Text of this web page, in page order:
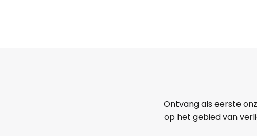
Ontvang als eerste
op het gebied van